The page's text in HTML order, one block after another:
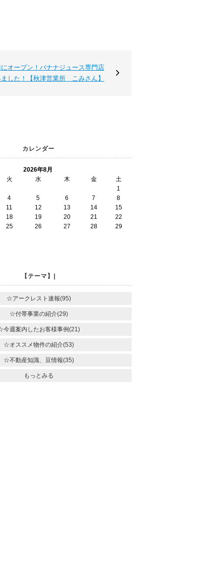
オープン！バナナジュース専門店
した！【秋津営業所 こみさん】
カレンダー
2026年8月
火 水 木 金
土
1
4 5 6 7
8
11 12 13 14
15
18 19 20 21
22
25 26 27 28
29
【テーマ】|
☆アークレスト速報(95)
☆付帯事業の紹介(29)
今週案内したお客様事例(21)
☆オススメ物件の紹介(53)
☆不動産知識、豆情報(35)
もっとみる